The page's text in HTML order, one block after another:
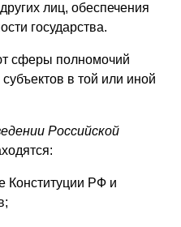
лиц, обеспечения
государства.
сферы полномочий
в той или иной
Российской
Конституции РФ и